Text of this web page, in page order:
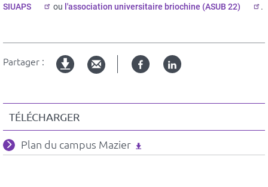
SIUAPS
ou l'association universitaire briochine (ASUB 22) .
Partager : FacebookLinked
TÉLÉCHARGER
Fichiers
associés
Plan du campus Mazier